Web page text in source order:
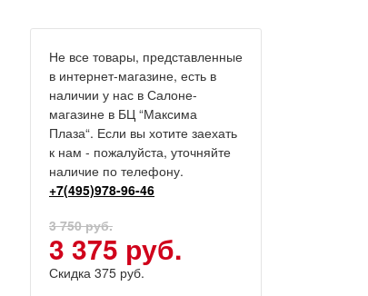
Не все товары, представленные
в интернет-магазине, есть в
наличии у нас в Салоне-
магазине в БЦ “Максима
Плаза“. Если вы хотите заехать
к нам - пожалуйста, уточняйте
наличие по телефону.
+7(495)978-96-46
3 750 руб.
3 375 руб.
Скидка 375 руб.